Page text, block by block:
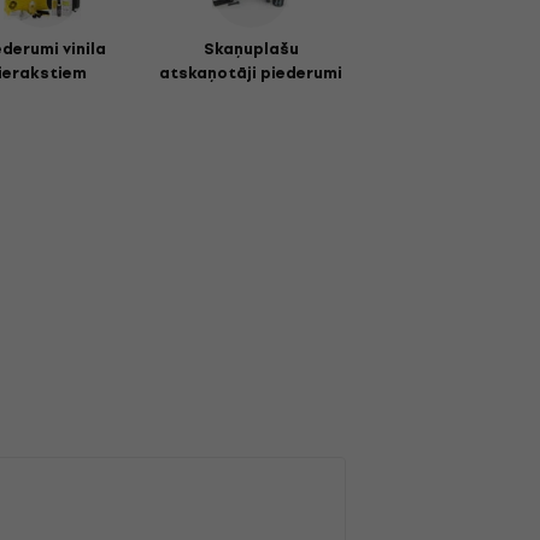
vinila
ierakstiem
Skaņuplašu
atskaņotāji piederumi